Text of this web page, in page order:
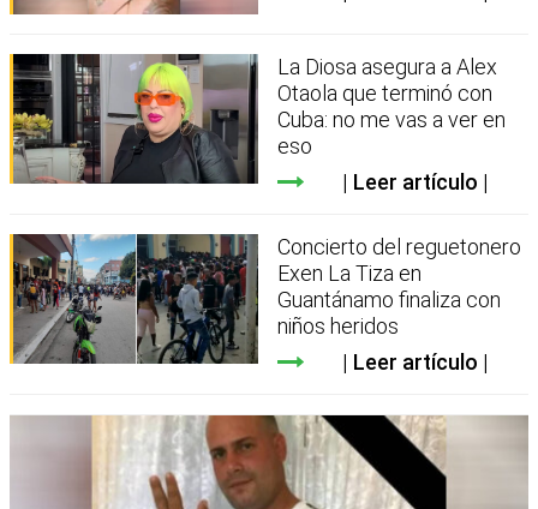
La Diosa asegura a Alex
Otaola que terminó con
Cuba: no me vas a ver en
eso
Leer artículo
Concierto del reguetonero
Exen La Tiza en
Guantánamo finaliza con
niños heridos
Leer artículo